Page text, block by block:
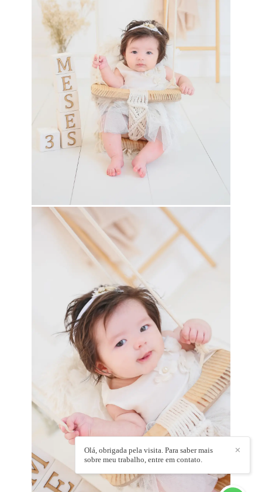
✕
Olá, obrigada pela visita. Para saber mais
sobre meu trabalho, entre em contato.